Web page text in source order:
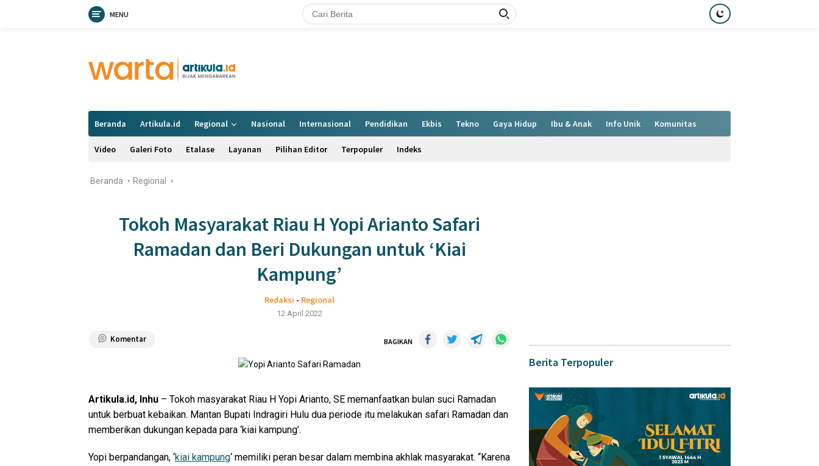
MENU
Beranda Artikula.id Regional Nasional Internasional Pendidikan Ekbis Tekno Gaya Hidup Ibu & Anak Info Unik Komunitas
Video Galeri Foto Etalase Layanan Pilihan Editor Terpopuler Indeks
Beranda Regional
Tokoh Masyarakat Riau H Yopi Arianto Safari
Ramadan dan Beri Dukungan untuk ‘Kiai
Kampung’
Redaksi - Regional
12 April 2022
Komentar BAGIKAN
Artikula.id, Inhu – Tokoh masyarakat Riau H Yopi Arianto, SE memanfaatkan bulan suci Ramadan
untuk berbuat kebaikan. Mantan Bupati Indragiri Hulu dua periode itu melakukan safari Ramadan dan
memberikan dukungan kepada para ‘kiai kampung’.
Yopi berpandangan, ‘kiai kampung‘ memiliki peran besar dalam membina akhlak masyarakat. “Karena
Berita Terpopuler